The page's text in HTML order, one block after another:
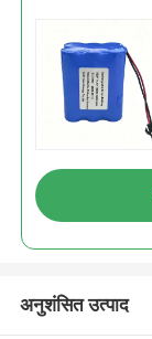
अनुशंसित उत्पाद